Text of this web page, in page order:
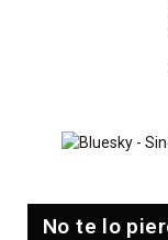
No te lo